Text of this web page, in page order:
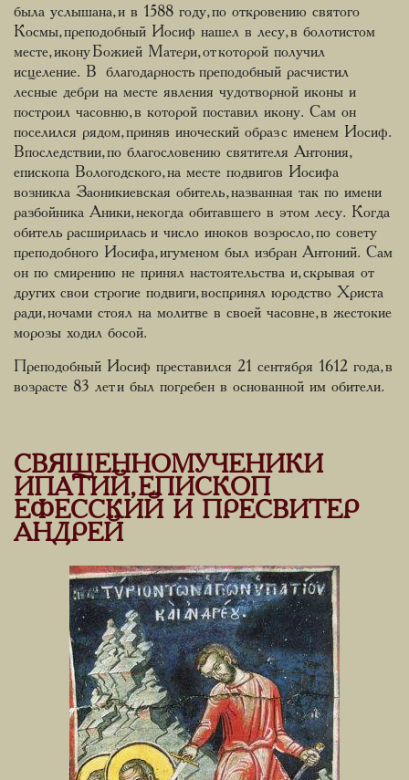
была услышана, и в 1588 году, по откровению святого
Космы, преподобный Иосиф нашел в лесу, в болотистом
месте, икону Божией Матери, от которой получил
исцеление. В благодарность преподобный расчистил
лесные дебри на месте явления чудотворной иконы и
построил часовню, в которой поставил икону. Сам он
поселился рядом, приняв иноческий образ с именем Иосиф.
Впоследствии, по благословению святителя Антония,
епископа Вологодского, на месте подвигов Иосифа
возникла Заоникиевская обитель, названная так по имени
разбойника Аники, некогда обитавшего в этом лесу. Когда
обитель расширилась и число иноков возросло, по совету
преподобного Иосифа, игуменом был избран Антоний. Сам
он по смирению не принял настоятельства и, скрывая от
других свои строгие подвиги, воспринял юродство Христа
ради, ночами стоял на молитве в своей часовне, в жестокие
морозы ходил босой.
Преподобный Иосиф преставился 21 сентября 1612 года, в
возрасте 83 лет и был погребен в основанной им обители.
СВЯЩЕННОМУЧЕНИКИ
ИПАТИЙ, ЕПИСКОП
ЕФЕССКИЙ И ПРЕСВИТЕР
АНДРЕЙ